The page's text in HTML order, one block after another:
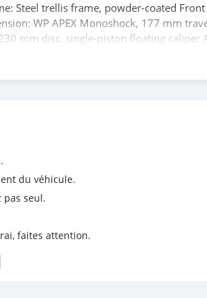
Steel trellis frame, powder-coated Front
WP APEX Monoshock, 177 mm
mm disc, single-piston floating caliper
Dimensions: Seat Height: 855 mm
Windshield: Adjustable LED
du véhicule.
seul.
faites attention.